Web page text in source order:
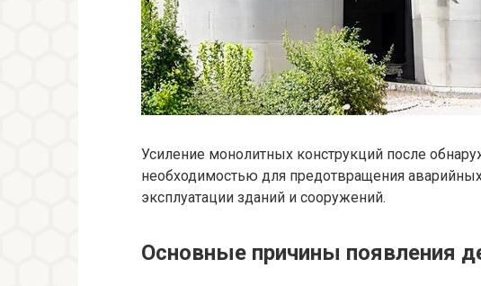
Усиление монолитных конструкций после
необходимостью для предотвращения
эксплуатации зданий и сооружений.
Основные причины появления